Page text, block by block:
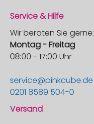
Service & Hilfe
Wir beraten Sie gerne:
Montag - Freitag
08:00 - 17:00 Uhr
service@pinkcube.de
0201 8589 504-0
Versand